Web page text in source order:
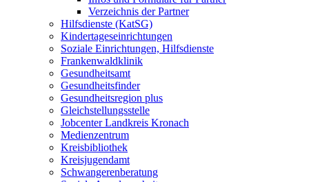
Verzeichnis der Partner
Hilfsdienste (KatSG)
Kindertageseinrichtungen
Soziale Einrichtungen, Hilfsdienste
Frankenwaldklinik
Gesundheitsamt
Gesundheitsfinder
Gesundheitsregion plus
Gleichstellungsstelle
Jobcenter Landkreis Kronach
Medienzentrum
Kreisbibliothek
Kreisjugendamt
Schwangerenberatung